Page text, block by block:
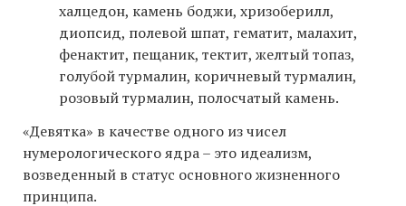
халцедон, камень боджи, хризоберилл,
диопсид, полевой шпат, гематит, малахит,
фенактит, пещаник, тектит, желтый топаз,
голубой турмалин, коричневый турмалин,
розовый турмалин, полосчатый камень.
«Девятка» в качестве одного из чисел
нумерологического ядра – это идеализм,
возведенный в статус основного жизненного
принципа.